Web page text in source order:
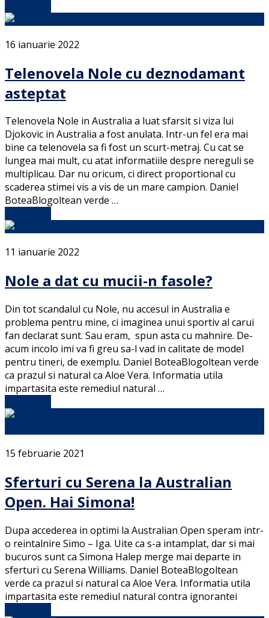
16 ianuarie 2022
Telenovela Nole cu deznodamant
asteptat
Telenovela Nole in Australia a luat sfarsit si viza lui
Djokovic in Australia a fost anulata. Intr-un fel era mai
bine ca telenovela sa fi fost un scurt-metraj. Cu cat se
lungea mai mult, cu atat informatiile despre nereguli se
multiplicau. Dar nu oricum, ci direct proportional cu
scaderea stimei vis a vis de un mare campion. Daniel
BoteaBlogoltean verde …
11 ianuarie 2022
Nole a dat cu mucii-n fasole?
Din tot scandalul cu Nole, nu accesul in Australia e
problema pentru mine, ci imaginea unui sportiv al carui
fan declarat sunt. Sau eram, spun asta cu mahnire. De-
acum incolo imi va fi greu sa-l vad in calitate de model
pentru tineri, de exemplu. Daniel BoteaBlogoltean verde
ca prazul si natural ca Aloe Vera. Informatia utila
impartasita este remediul natural …
15 februarie 2021
Sferturi cu Serena la Australian
Open. Hai Simona!
Dupa accederea in optimi la Australian Open speram intr-
o reintalnire Simo – Iga. Uite ca s-a intamplat, dar si mai
bucuros sunt ca Simona Halep merge mai departe in
sferturi cu Serena Williams. Daniel BoteaBlogoltean
verde ca prazul si natural ca Aloe Vera. Informatia utila
impartasita este remediul natural contra ignorantei